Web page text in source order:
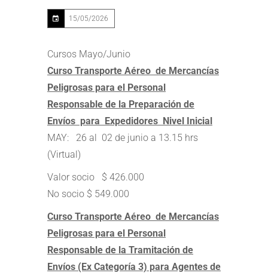
15/05/2026
Cursos Mayo/Junio
Curso Transporte Aéreo de Mercancías
Peligrosas para el Personal
Responsable de la Preparación de
Envíos para Expedidores Nivel Inicial
MAY: 26 al 02 de junio a 13.15 hrs
(Virtual)
Valor socio $ 426.000
No socio $ 549.000
Curso Transporte Aéreo de Mercancías
Peligrosas para el Personal
Responsable de la Tramitación de
Envíos (Ex Categoría 3) para Agentes de